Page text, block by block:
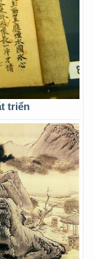
triển